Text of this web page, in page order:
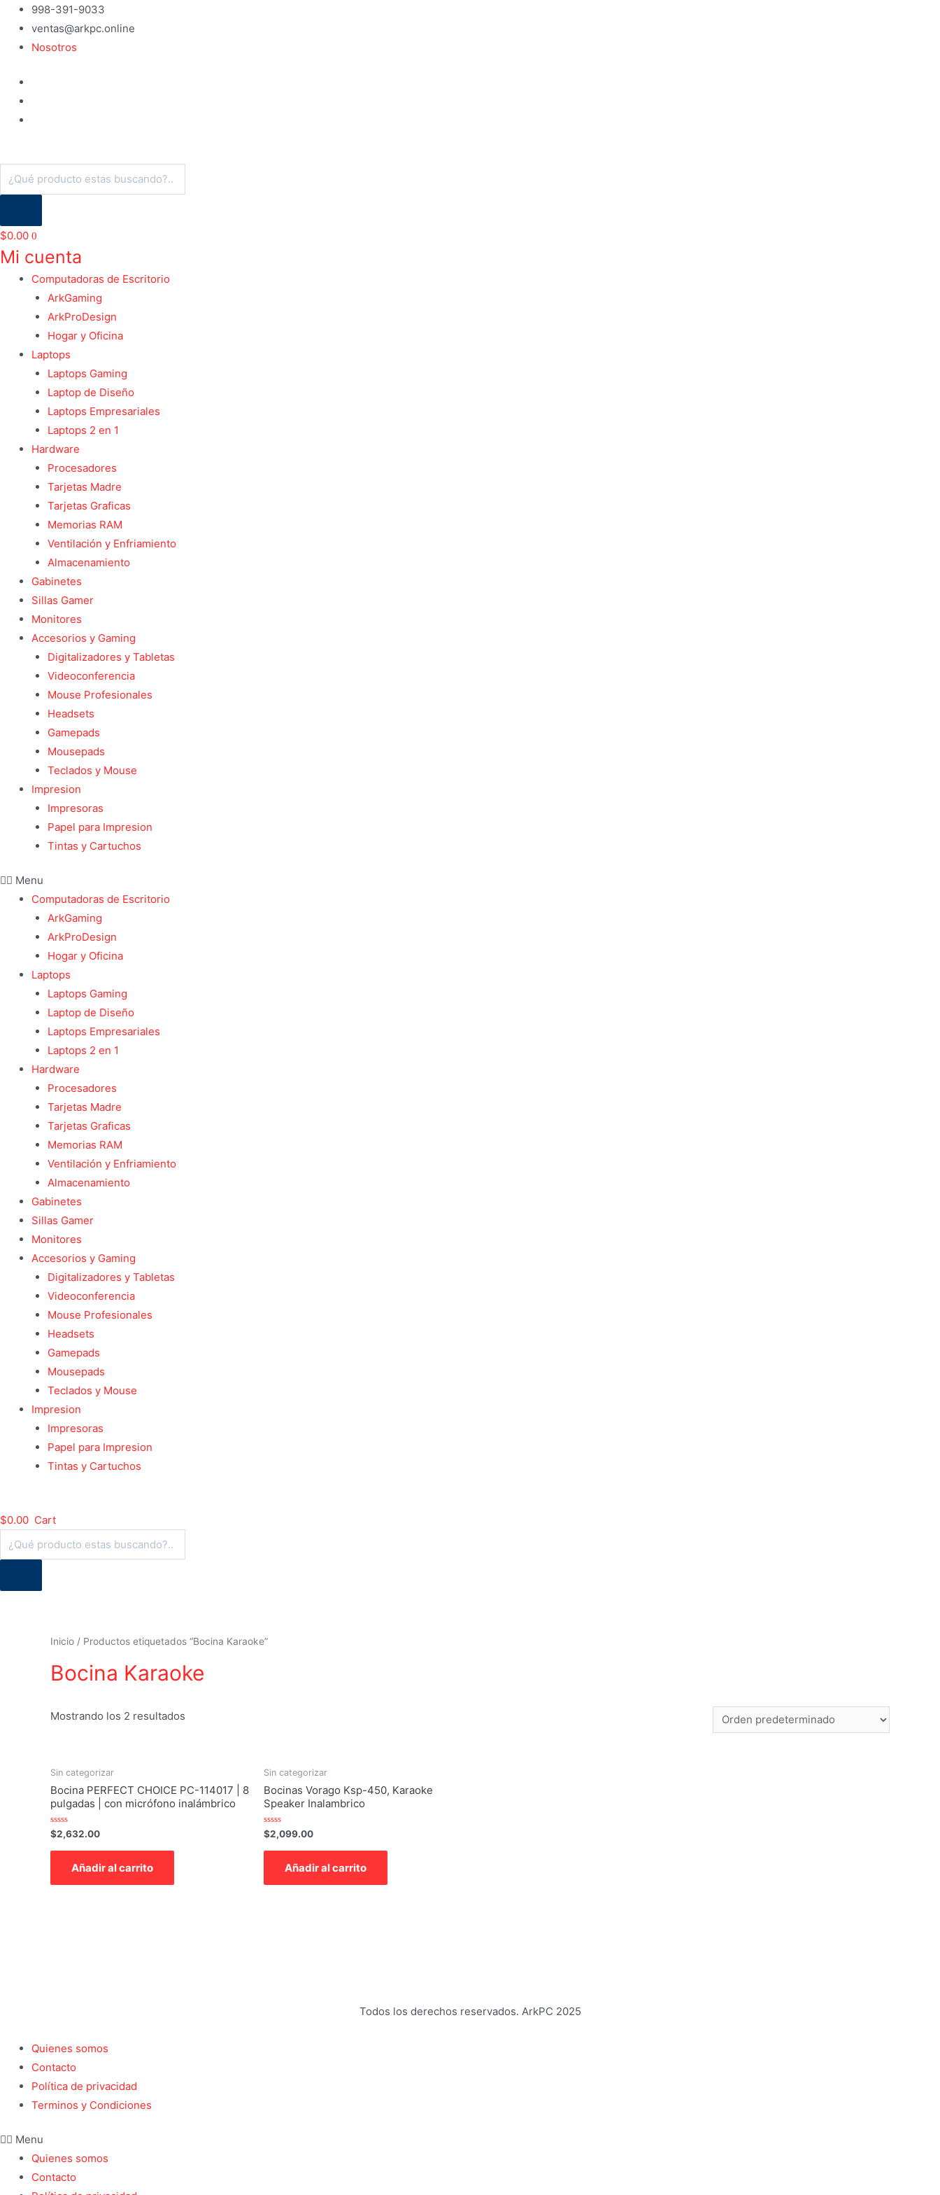
contenido
998-391-9033
ventas@arkpc.online
Nosotros
Búsqueda
de
$0.00 0
Mi cuenta
Computadoras de Escritorio
ArkGaming
ArkProDesign
Hogar y Oficina
Laptops
Laptops Gaming
Laptop de Diseño
Laptops Empresariales
Laptops 2 en 1
Hardware
Procesadores
Tarjetas Madre
Tarjetas Graficas
Memorias RAM
Ventilación y Enfriamiento
Almacenamiento
Gabinetes
Sillas Gamer
Monitores
Accesorios y Gaming
Digitalizadores y Tabletas
Videoconferencia
Mouse Profesionales
Headsets
Gamepads
Mousepads
Teclados y Mouse
Impresion
Impresoras
Papel para Impresion
Tintas y Cartuchos
Menu
Computadoras de Escritorio
ArkGaming
ArkProDesign
Hogar y Oficina
Laptops
Laptops Gaming
Laptop de Diseño
Laptops Empresariales
Laptops 2 en 1
Hardware
Procesadores
Tarjetas Madre
Tarjetas Graficas
Memorias RAM
Ventilación y Enfriamiento
Almacenamiento
Gabinetes
Sillas Gamer
Monitores
Accesorios y Gaming
Digitalizadores y Tabletas
Videoconferencia
Mouse Profesionales
Headsets
Gamepads
Mousepads
Teclados y Mouse
Impresion
Impresoras
Papel para Impresion
Tintas y Cartuchos
$0.00 Cart
Búsqueda
de
Inicio / Productos etiquetados “Bocina Karaoke”
Bocina Karaoke
Mostrando los 2 resultados
Sin categorizar
Bocina PERFECT CHOICE PC-114017 | 8
pulgadas | con micrófono inalámbrico
Valorado
con
0
$2,632.00
Añadir al carrito
Sin categorizar
Bocinas Vorago Ksp-450, Karaoke
Speaker Inalambrico
Valorado
con
0
$2,099.00
Añadir al carrito
Todos los derechos reservados. ArkPC 2025
Quienes somos
Contacto
Política de privacidad
Terminos y Condiciones
Menu
Quienes somos
Contacto